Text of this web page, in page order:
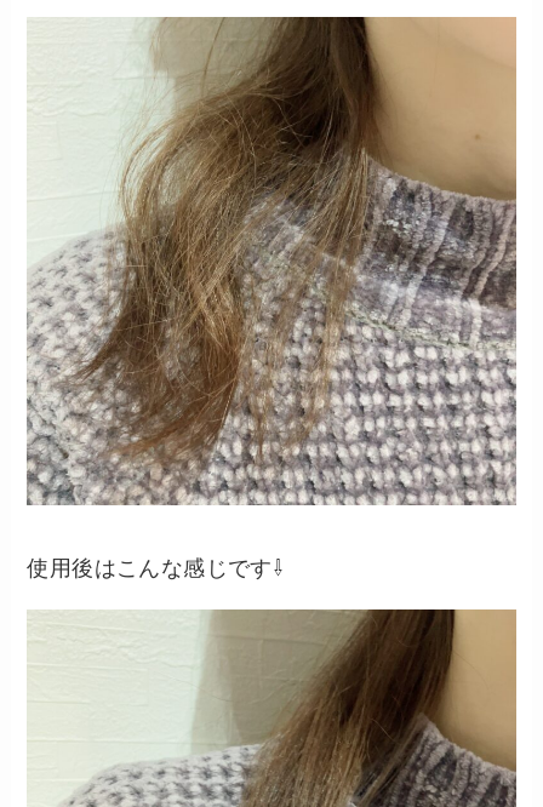
使用後はこんな感じです⇩